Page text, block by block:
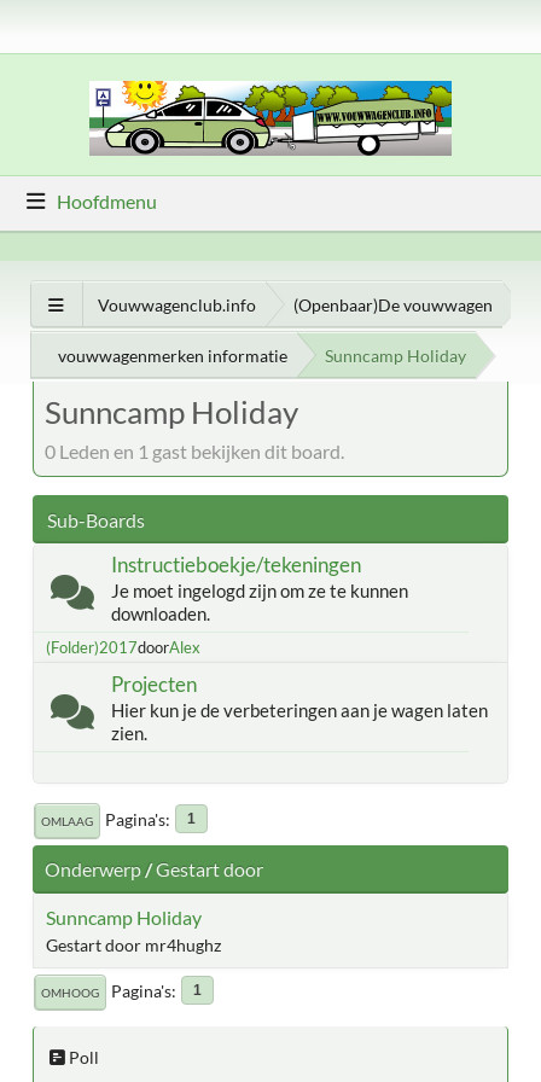
Hoofdmenu
Vouwwagenclub.info (Openbaar)De vouwwagen
vouwwagenmerken informatie Sunncamp Holiday
Sunncamp Holiday
0 Leden en 1 gast bekijken dit board.
Sub-Boards
Instructieboekje/tekeningen
Je moet ingelogd zijn om ze te kunnen
downloaden.
(Folder)2017doorAlex
Projecten
Hier kun je de verbeteringen aan je wagen laten
zien.
OMLAAG Pagina's 1
Onderwerp/Gestart door
Sunncamp Holiday
Gestart door mr4hughz
OMHOOG Pagina's 1
Poll